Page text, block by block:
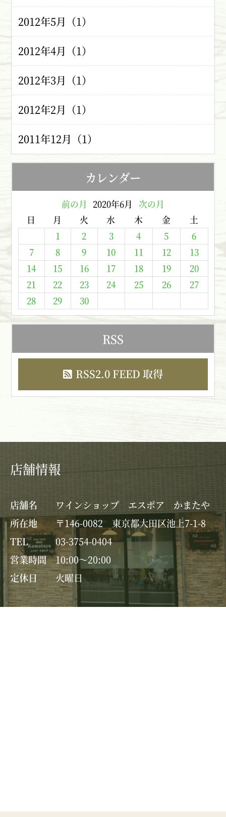
2012年5月（1）
2012年4月（1）
2012年3月（1）
2012年2月（1）
2011年12月（1）
カレンダー
前の月 2020年6月
次の月
日
月 火 水 木 金
土
1
2 3 4 5
6
7
8 9 10 11 12
13
14
15 16 17 18 19
20
21
22 23 24 25 26
27
28
29 30
RSS
RSS2.0 FEED 取得
店舗情報
店舗名
ワインショップ エスポア かまたや
所在地
〒146-0082 東京都大田区池上7-1-8
TEL
03-3754-0404
営業時間
10:00～20:00
定休日
火曜日